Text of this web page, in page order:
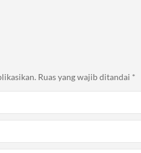
Ruas yang wajib ditandai *